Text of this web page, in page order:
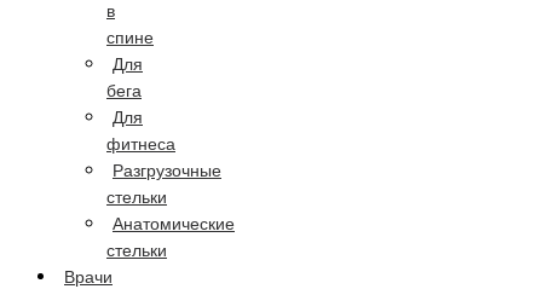
в
спине
Для
бега
Для
фитнеса
Разгрузочные
стельки
Анатомические
стельки
Врачи